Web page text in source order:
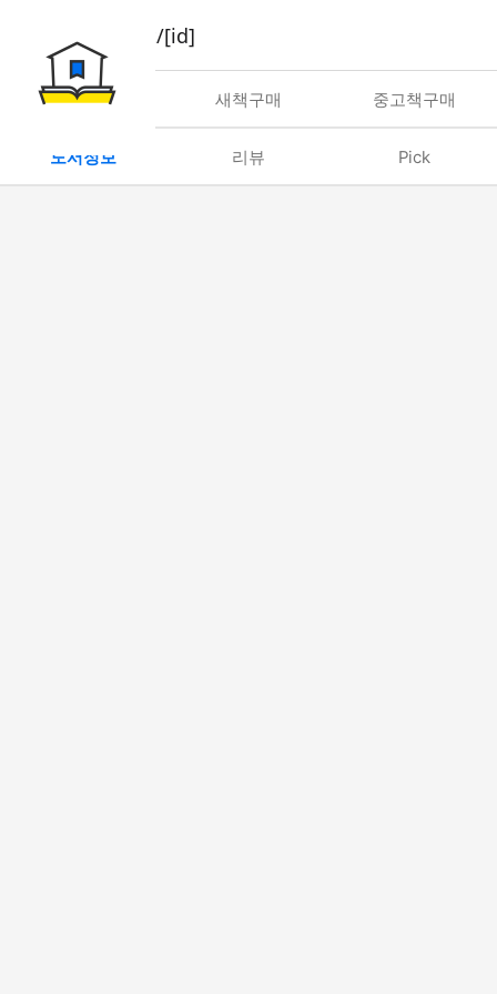
book/rent/[id]
대여 새책구매 중고책구매
도서정보 리뷰 Pick